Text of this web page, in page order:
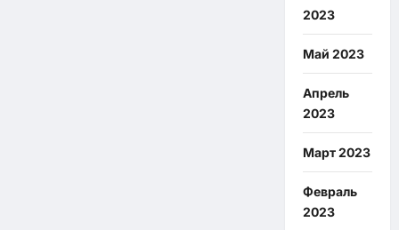
2023
Май 2023
Апрель
2023
Март 2023
Февраль
2023